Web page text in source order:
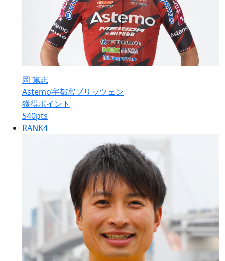
岡 篤志
Astemo宇都宮ブリッツェン
獲得ポイント
540pts
RANK4